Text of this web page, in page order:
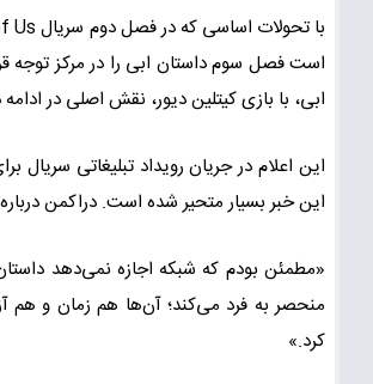
است فصل سوم داستان ابی را در مرکز
ابی، با بازی کیتلین دیور، نقش اصلی در
این اعلام در جریان رویداد تبلیغاتی
این خبر بسیار متحیر شده است. دراکمن
منحصر به فرد می‌کند؛ آن‌ها هم زمان و هم
کرد.»